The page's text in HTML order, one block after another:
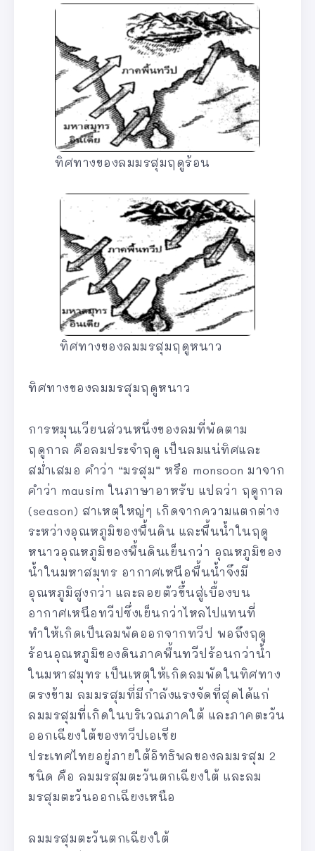
ทิศทางของลมมรสุมฤดูร้อน
ทิศทางของลมมรสุมฤดูหนาว
ทิศทางของลมมรสุมฤดูหนาว
การหมุนเวียนส่วนหนึ่งของลมที่พัดตาม
ฤดูกาล คือลมประจำฤดู เป็นลมแน่ทิศและ
สม่ำเสมอ คำว่า “มรสุม” หรือ monsoon มาจาก
คำว่า mausim ในภาษาอาหรับ แปลว่า ฤดูกาล
(season) สาเหตุใหญ่ๆ เกิดจากความแตกต่าง
ระหว่างอุณหภูมิของพื้นดิน และพื้นน้ำในฤดู
หนาวอุณหภูมิของพื้นดินเย็นกว่า อุณหภูมิของ
น้ำในมหาสมุทร อากาศเหนือพื้นน้ำจึงมี
อุณหภูมิสูงกว่า และลอยตัวขึ้นสู่เบื้องบน
อากาศเหนือทวีปซึ่งเย็นกว่าไหลไปแทนที่
ทำให้เกิดเป็นลมพัดออกจากทวีป พอถึงฤดู
ร้อนอุณหภูมิของดินภาคพื้นทวีปร้อนกว่าน้ำ
ในมหาสมุทร เป็นเหตุให้เกิดลมพัดในทิศทาง
ตรงข้าม ลมมรสุมที่มีกำลังแรงจัดที่สุดได้แก่
ลมมรสุมที่เกิดในบริเวณภาคใต้ และภาคตะวัน
ออกเฉียงใต้ของทวีปเอเชีย
ประเทศไทยอยู่ภายใต้อิทธิพลของลมมรสุม 2
ชนิด คือ ลมมรสุมตะวันตกเฉียงใต้ และลม
มรสุมตะวันออกเฉียงเหนือ
ลมมรสุมตะวันตกเฉียงใต้